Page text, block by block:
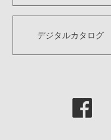
デジタルカタログ